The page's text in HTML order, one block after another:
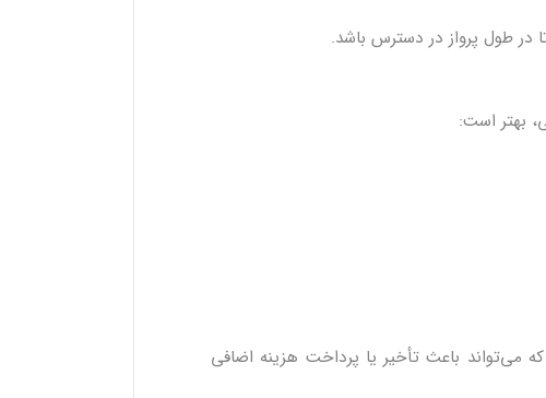
در طول پرواز در دسترس باشد.
بهتر است:
می‌تواند باعث تأخیر یا پرداخت هزینه اضافی